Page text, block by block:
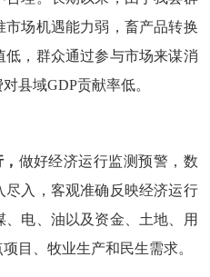
场机遇能力弱，畜产品转换
，群众通过参与市场来谋消
对县域GDP贡献率低。
做好经济运行监测预警，数
入，客观准确反映经济运行
电、油以及资金、土地、用
目、牧业生产和民生需求。